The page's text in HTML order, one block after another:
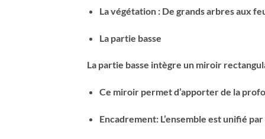
La végétation : De grands arbres aux
La partie basse
La partie basse intègre un miroir
Ce miroir permet d’apporter de la
Encadrement: L’ensemble est unifié